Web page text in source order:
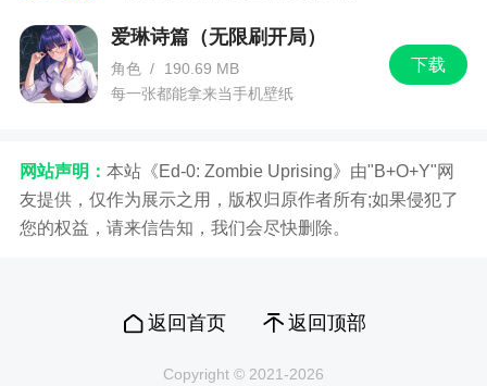
下载
爱琳诗篇（无限刷开局）
角色 /
190.69 MB
每一张都能拿来当手机壁纸
网站声明： 本站《Ed-0: Zombie Uprising》由"B+O+Y"网
友提供，仅作为展示之用，版权归原作者所有;如果侵犯了
您的权益，请来信告知，我们会尽快删除。
返回首页 返回顶部
Copyright © 2021-2026